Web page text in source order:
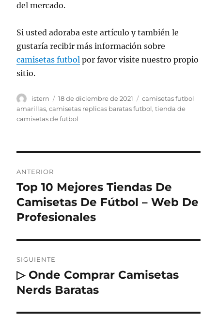
del mercado.
Si usted adoraba este artículo y también le
gustaría recibir más información sobre
camisetas futbol por favor visite nuestro propio
sitio.
Autor
istern
Publicado
el
18 de diciembre de 2021 Etiquetas
camisetas futbol
amarillas,camisetas replicas baratas futbol,tienda de
camisetas de futbol
de
entradas
ANTERIOR
Entrada
anterior:
Top 10 Mejores Tiendas De
Camisetas De Fútbol – Web De
Profesionales
SIGUIENTE
Entrada
siguiente:
▷ Onde Comprar Camisetas
Nerds Baratas